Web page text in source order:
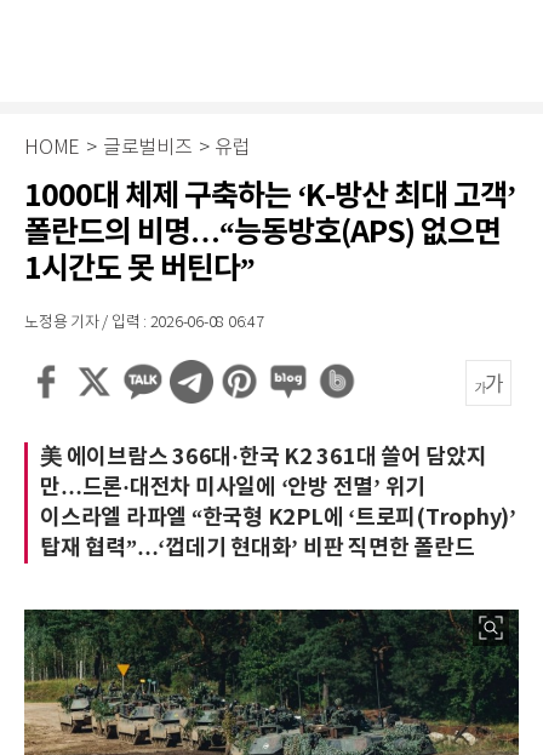
HOME > 글로벌비즈 > 유럽
1000대 체제 구축하는 ‘K-방산 최대 고객’
폴란드의 비명…“능동방호(APS) 없으면
1시간도 못 버틴다”
노정용 기자 / 입력 : 2026-06-08 06:47
美 에이브람스 366대·한국 K2 361대 쓸어 담았지
만…드론·대전차 미사일에 ‘안방 전멸’ 위기
이스라엘 라파엘 “한국형 K2PL에 ‘트로피(Trophy)’
탑재 협력”…‘껍데기 현대화’ 비판 직면한 폴란드